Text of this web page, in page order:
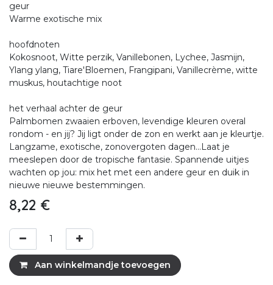
geur
Warme exotische mix
hoofdnoten
Kokosnoot, Witte perzik, Vanillebonen, Lychee, Jasmijn,
Ylang ylang, Tiare'Bloemen, Frangipani, Vanillecrème, witte
muskus, houtachtige noot
het verhaal achter de geur
Palmbomen zwaaien erboven, levendige kleuren overal
rondom - en jij? Jij ligt onder de zon en werkt aan je kleurtje.
Langzame, exotische, zonovergoten dagen...Laat je
meeslepen door de tropische fantasie. Spannende uitjes
wachten op jou: mix het met een andere geur en duik in
nieuwe nieuwe bestemmingen.
8,22 €
Aan winkelmandje toevoegen